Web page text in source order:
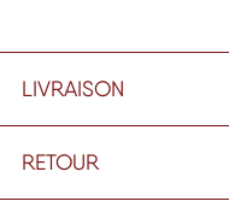
LIVRAISON
RETOUR